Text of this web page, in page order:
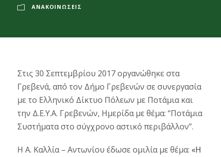
ΑΝΑΚΟΙΝΏΣΕΙΣ
Στις 30 Σεπτεμβρίου 2017 οργανώθηκε στα
Γρεβενά, από τον Δήμο Γρεβενών σε συνεργασία
με το Ελληνικό Δίκτυο Πόλεων με Ποτάμια και
την Δ.Ε.Υ.Α. Γρεβενών, Ημερίδα με θέμα: “Ποτάμια
Συστήματα στο σύγχρονο αστικό περιβάλλον”.
Η Α. Καλλία – Αντωνίου έδωσε ομιλία με θέμα: «Η